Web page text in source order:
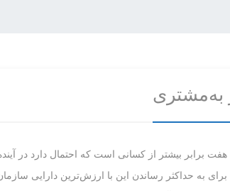
به‌مشتری
برابر بیشتر از کسانی است که احتمال دارد در
به حداکثر رساندن این با ارزش‌ترین دارایی سازمان